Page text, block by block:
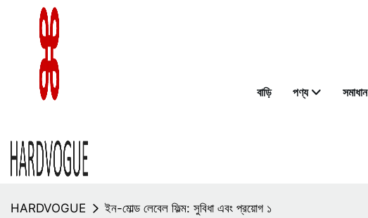
বাড়ি পণ্য সমাধান
HARDVOGUE ইন-মোল্ড লেবেল ফিল্ম: সুবিধা এবং প্রয়োগ ১